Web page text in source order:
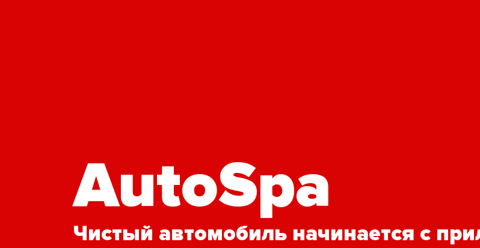
AutoSpa
Чистый автомобиль начинается с